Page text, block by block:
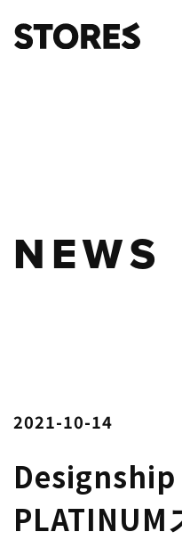
NEWS
2021-10-14
Designship
PLATINUM